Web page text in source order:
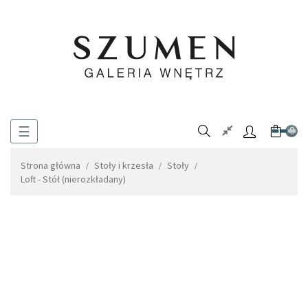
Toggle
☰ 0
Strona główna Stoły i krzesła
Stoły
Loft - Stół (nierozkładany)